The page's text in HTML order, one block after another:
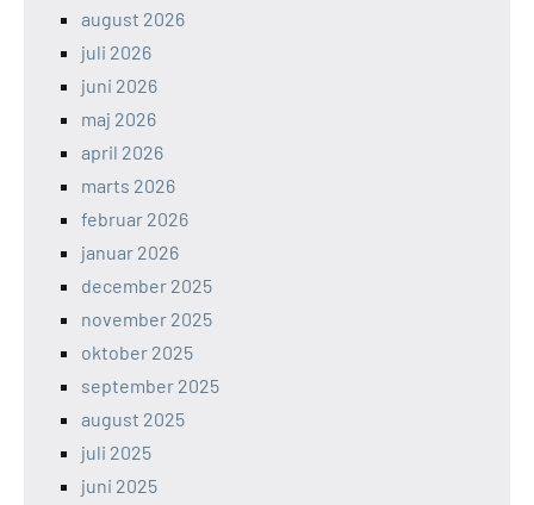
august 2026
juli 2026
juni 2026
maj 2026
april 2026
marts 2026
februar 2026
januar 2026
december 2025
november 2025
oktober 2025
september 2025
august 2025
juli 2025
juni 2025